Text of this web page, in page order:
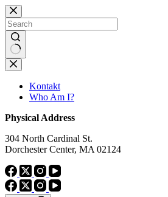
Skip
to
content
No
results
Kontakt
Who Am I?
Physical Address
304 North Cardinal St.
Dorchester Center, MA 02124